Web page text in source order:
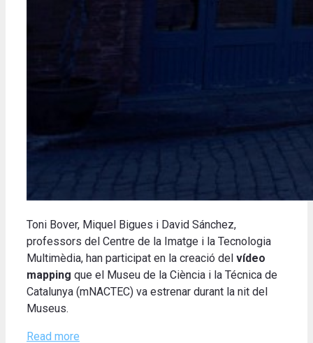
Toni Bover, Miquel Bigues i David Sánchez,
professors del Centre de la Imatge i la Tecnologia
Multimèdia, han participat en la creació del vídeo
mapping que el Museu de la Ciència i la Técnica de
Catalunya (mNACTEC) va estrenar durant la nit del
Museus.
Read more